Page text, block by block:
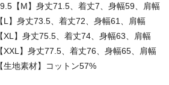
【M】身丈71.5、着丈7、身幅59、肩幅
】身丈73.5、着丈72、身幅61、肩幅
】身丈75.5、着丈74、身幅63、肩幅
】身丈77.5、着丈76、身幅65、肩幅
地素材】コットン57%